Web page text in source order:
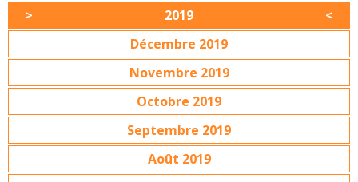
2019
Décembre 2019
Novembre 2019
Octobre 2019
Septembre 2019
Août 2019